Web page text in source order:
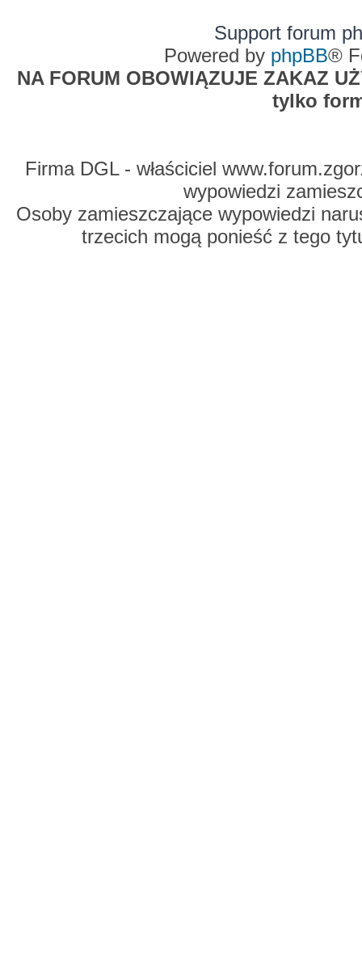
Support forum
Powered by phpBB®
NA FORUM OBOWIĄZUJE ZAKAZ
tylko
Firma DGL - właściciel
wypowiedzi
Osoby zamieszczające wypowiedzi
trzecich mogą ponieść z tego